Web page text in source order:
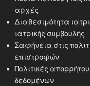
αρχές
Διαθεσιμότητα
ιατρικής συμβουλής
Σαφήνεια στις
επιστροφών
Πολιτικές
δεδομένων